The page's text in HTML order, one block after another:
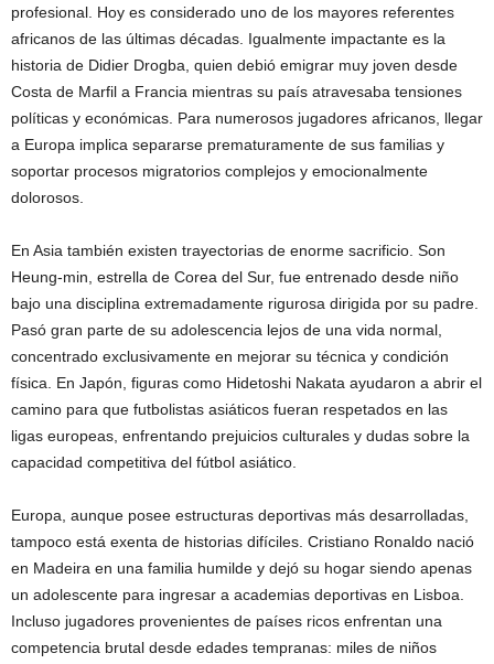
profesional. Hoy es considerado uno de los mayores referentes
africanos de las últimas décadas. Igualmente impactante es la
historia de Didier Drogba, quien debió emigrar muy joven desde
Costa de Marfil a Francia mientras su país atravesaba tensiones
políticas y económicas. Para numerosos jugadores africanos, llegar
a Europa implica separarse prematuramente de sus familias y
soportar procesos migratorios complejos y emocionalmente
dolorosos.
En Asia también existen trayectorias de enorme sacrificio. Son
Heung-min, estrella de Corea del Sur, fue entrenado desde niño
bajo una disciplina extremadamente rigurosa dirigida por su padre.
Pasó gran parte de su adolescencia lejos de una vida normal,
concentrado exclusivamente en mejorar su técnica y condición
física. En Japón, figuras como Hidetoshi Nakata ayudaron a abrir el
camino para que futbolistas asiáticos fueran respetados en las
ligas europeas, enfrentando prejuicios culturales y dudas sobre la
capacidad competitiva del fútbol asiático.
Europa, aunque posee estructuras deportivas más desarrolladas,
tampoco está exenta de historias difíciles. Cristiano Ronaldo nació
en Madeira en una familia humilde y dejó su hogar siendo apenas
un adolescente para ingresar a academias deportivas en Lisboa.
Incluso jugadores provenientes de países ricos enfrentan una
competencia brutal desde edades tempranas: miles de niños